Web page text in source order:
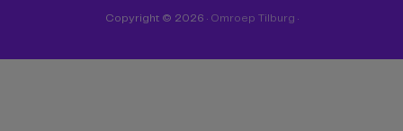
Copyright © 2026 · Omroep Tilburg ·